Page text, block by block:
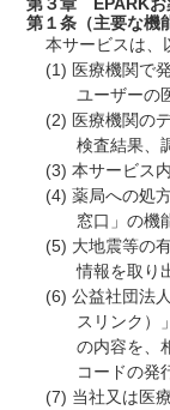
第１条（主要な機
本サービスは、
医療機関で
ユーザーの
医療機関の
検査結果、
本サービス
薬局への処
窓口」の機
大地震等の
情報を取り
公益社団法
スリンク）
の内容を、
コードの発
当社又は医